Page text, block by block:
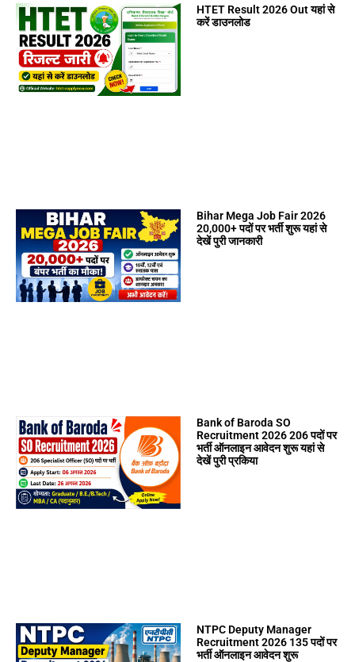
HTET Result 2026 Out यहां से
करें डाउनलोड
Bihar Mega Job Fair 2026
20,000+ पदों पर भर्ती शुरू यहां से
देखें पुरी जानकारी
Bank of Baroda SO
Recruitment 2026 206 पदों पर
भर्ती ऑनलाइन आवेदन शुरू यहां से
देखें पुरी प्रकिया
NTPC Deputy Manager
Recruitment 2026 135 पदों पर
भर्ती ऑनलाइन आवेदन शुरू